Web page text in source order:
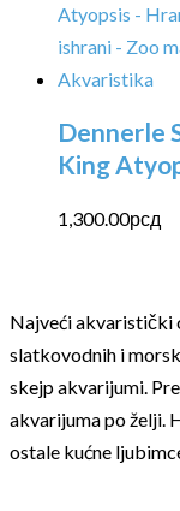
Dennerle
King
1,300.00рсд
Najveći akvaristički
slatkovodnih i
skejp akvarijumi.
akvarijuma po želji.
ostale kućne